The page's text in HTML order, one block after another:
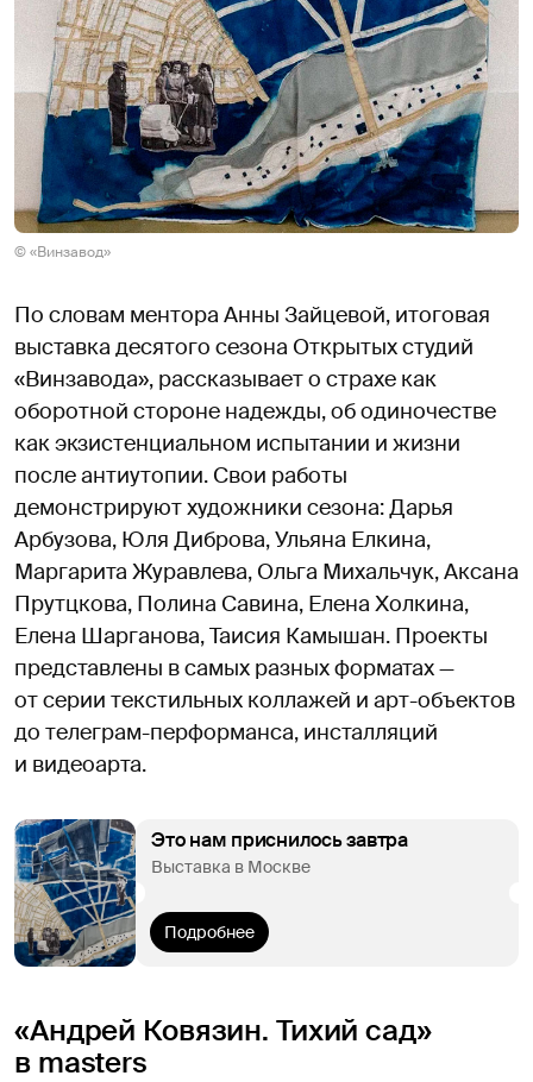
© «Винзавод»
По словам ментора Анны Зайцевой, итоговая
выставка десятого сезона Открытых студий
«Винзавода», рассказывает о страхе как
оборотной стороне надежды, об одиночестве
как экзистенциальном испытании и жизни
после антиутопии. Свои работы
демонстрируют художники сезона: Дарья
Арбузова, Юля Диброва, Ульяна Елкина,
Маргарита Журавлева, Ольга Михальчук, Аксана
Прутцкова, Полина Савина, Елена Холкина,
Елена Шарганова, Таисия Камышан. Проекты
представлены в самых разных форматах —
от серии текстильных коллажей и арт-объектов
до телеграм-перформанса, инсталляций
и видеоарта.
Это нам приснилось завтра
Выставка в Москве
Подробнее
«Андрей Ковязин. Тихий сад»
в masters